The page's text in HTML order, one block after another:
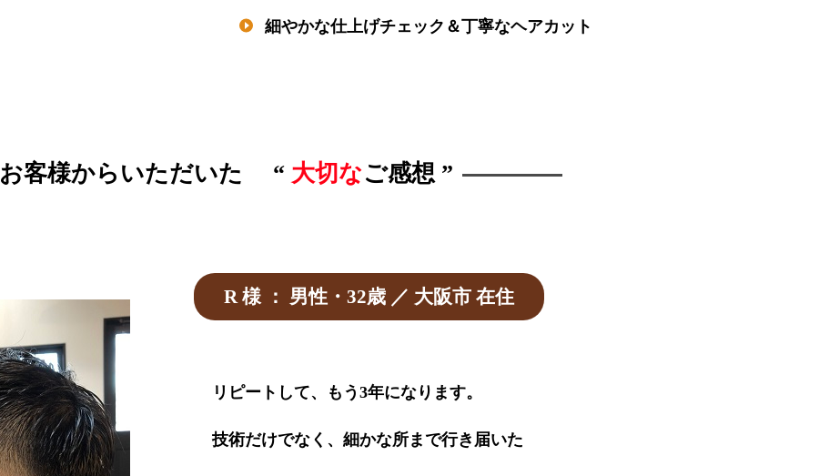
細やかな仕上げチェック＆丁寧なヘアカット
お客様からいただいた “大切なご感想 ”
R 様 ： 男性・32歳 ／ 大阪市 在住
リピートして、もう3年になります。
技術だけでなく、細かな所まで行き届いた